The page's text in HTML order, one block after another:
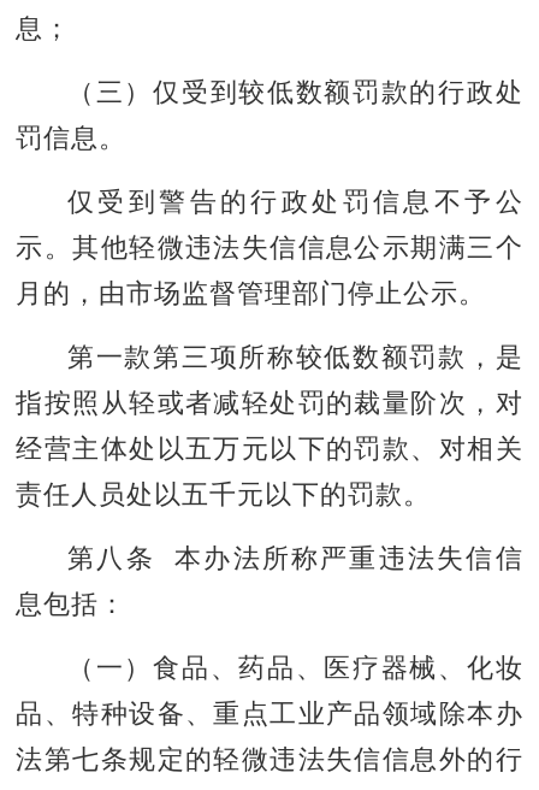
息；
（三）仅受到较低数额罚款的行政处
罚信息。
仅受到警告的行政处罚信息不予公
示。其他轻微违法失信信息公示期满三个
月的，由市场监督管理部门停止公示。
第一款第三项所称较低数额罚款，是
指按照从轻或者减轻处罚的裁量阶次，对
经营主体处以五万元以下的罚款、对相关
责任人员处以五千元以下的罚款。
第八条 本办法所称严重违法失信信
息包括：
（一）食品、药品、医疗器械、化妆
品、特种设备、重点工业产品领域除本办
法第七条规定的轻微违法失信信息外的行